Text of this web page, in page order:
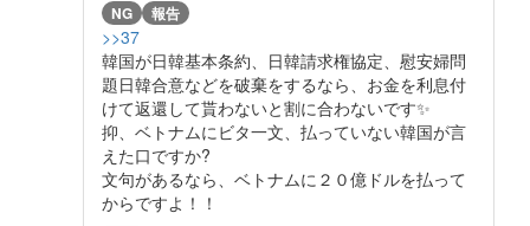
NG 報告
>>37
韓国が日韓基本条約、日韓請求権協定、慰安婦問
題日韓合意などを破棄をするなら、お金を利息付
けて返還して貰わないと割に合わないです✨️
抑、ベトナムにビタ一文、払っていない韓国が言
えた口ですか?
文句があるなら、ベトナムに２０億ドルを払って
からですよ！！